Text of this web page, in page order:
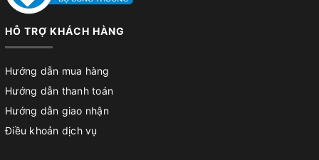
HỖ TRỢ KHÁCH HÀNG
Hướng dẫn mua hàng
Hướng dẫn thanh toán
Hướng dẫn giao nhận
Điều khoản dịch vụ